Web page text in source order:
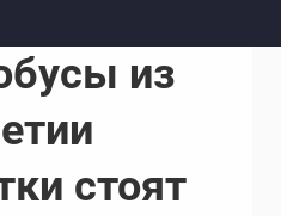
из
стоят